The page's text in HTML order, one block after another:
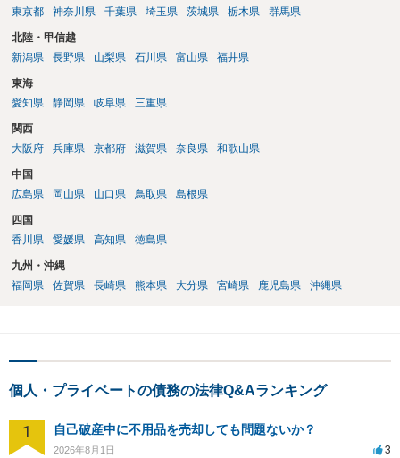
東京都
神奈川県 千葉県 埼玉県 茨城県 栃木県 群馬県
北陸・甲信越
新潟県
長野県 山梨県 石川県 富山県 福井県
東海
愛知県
静岡県 岐阜県 三重県
関西
大阪府
兵庫県 京都府 滋賀県 奈良県 和歌山県
中国
広島県
岡山県 山口県 鳥取県 島根県
四国
香川県
愛媛県 高知県 徳島県
九州・沖縄
福岡県
佐賀県 長崎県 熊本県 大分県 宮崎県 鹿児島県 沖縄県
個人・プライベートの債務の法律Q&Aランキング
1 自己破産中に不用品を売却しても問題ないか？
2026年8月1日 3